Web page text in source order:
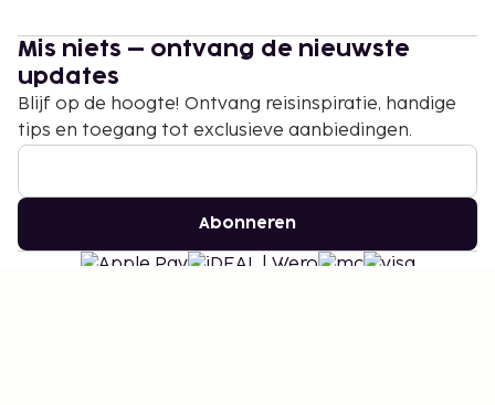
Mis niets – ontvang de nieuwste
updates
Blijf op de hoogte! Ontvang reisinspiratie, handige
tips en toegang tot exclusieve aanbiedingen.
Abonneren